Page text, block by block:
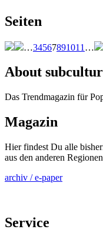
Seiten
…34567891011 …
About
Das Trendmagazin für
Magazin
Hier findest Du alle
aus den anderen
archiv / e-paper
Service